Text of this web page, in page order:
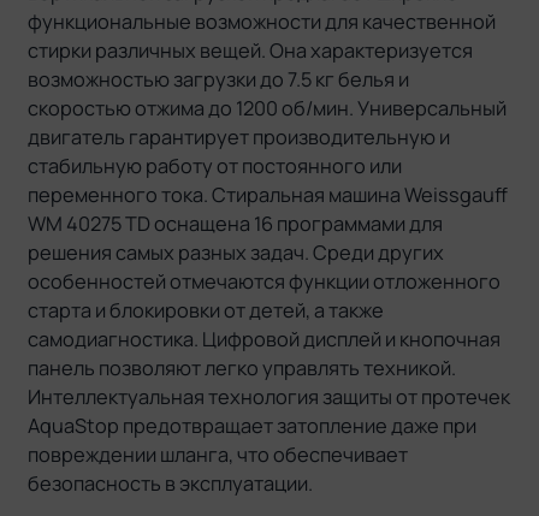
функциональные возможности для качественной
стирки различных вещей. Она характеризуется
возможностью загрузки до 7.5 кг белья и
скоростью отжима до 1200 об/мин. Универсальный
двигатель гарантирует производительную и
стабильную работу от постоянного или
переменного тока. Стиральная машина Weissgauff
WM 40275 TD оснащена 16 программами для
решения самых разных задач. Среди других
особенностей отмечаются функции отложенного
старта и блокировки от детей, а также
самодиагностика. Цифровой дисплей и кнопочная
панель позволяют легко управлять техникой.
Интеллектуальная технология защиты от протечек
AquaStop предотвращает затопление даже при
повреждении шланга, что обеспечивает
безопасность в эксплуатации.